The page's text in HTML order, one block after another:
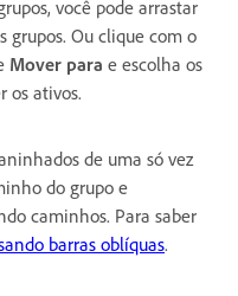
você pode arrastar
grupos. Ou clique com o
Mover para e escolha os
os ativos.
de uma só vez
do grupo e
caminhos. Para saber
barras oblíquas.